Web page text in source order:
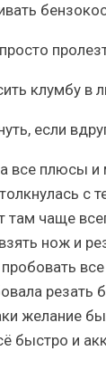
клумбу в
если
все плюсы и
с
там чаще
нож и
резать
желание
быстро и